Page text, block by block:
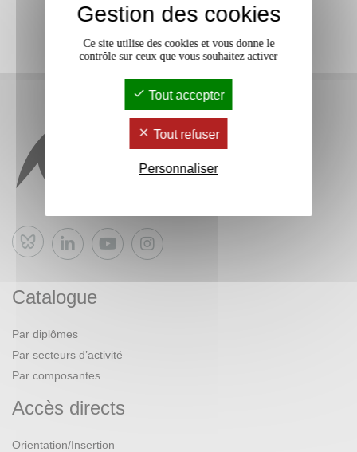
Bluesky
Catalogue
Par diplômes
Par secteurs d’activité
Par composantes
Accès directs
Orientation/Insertion
Gestion des cookies
Ce site utilise des cookies et vous donne le
contrôle sur ceux que vous souhaitez activer
Tout accepter
Tout refuser
Personnaliser